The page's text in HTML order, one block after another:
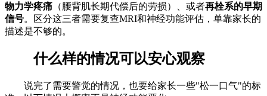
物力学疼痛 （腰背肌长期代偿后的劳损）、或者再栓系的早期
信号。区分这三者需要复查MRI和神经功能评估，单靠家长的
描述是不够的。
什么样的情况可以安心观察
说完了需要警觉的情况，也要给家长一些"松一口气"的标